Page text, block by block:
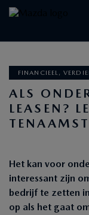
FINANCIEEL,
ALS
LEASEN?
Het kan voor
interessant zijn
bedrijf te zetten
op als het gaat